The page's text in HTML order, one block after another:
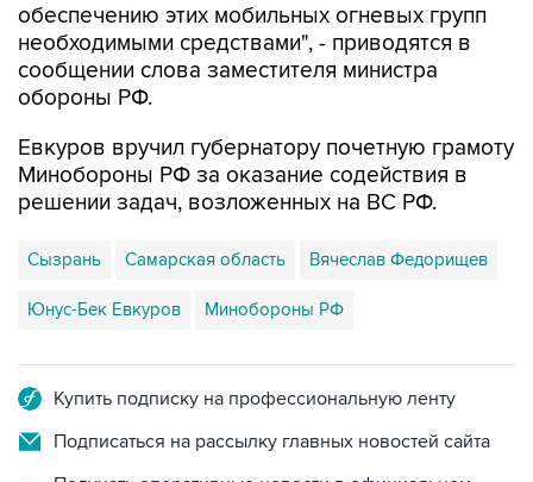
обеспечению этих мобильных огневых групп
необходимыми средствами", - приводятся в
сообщении слова заместителя министра
обороны РФ.
Евкуров вручил губернатору почетную грамоту
Минобороны РФ за оказание содействия в
решении задач, возложенных на ВС РФ.
Сызрань Самарская область Вячеслав Федорищев
Юнус-Бек Евкуров Минобороны РФ
Купить подписку на профессиональную ленту
Подписаться на рассылку главных новостей сайта